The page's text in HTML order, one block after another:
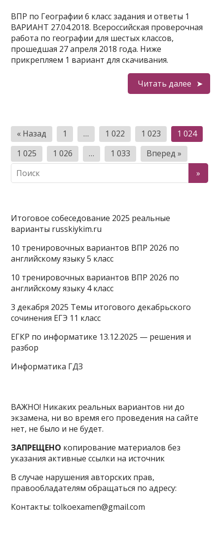
ВПР по Географии 6 класс задания и ответы 1
ВАРИАНТ 27.04.2018. Всероссийская проверочная
работа по географии для шестых классов,
прошедшая 27 апреля 2018 года. Ниже
прикрепляем 1 вариант для скачивания.
Читать далее
Пагинация
записей
« Назад 1 … 1 022 1 023
1 024
1 025
1 026 … 1 033 Вперед »
Итоговое собеседование 2025 реальные
варианты russkiykim.ru
10 тренировочных вариантов ВПР 2026 по
английскому языку 5 класс
10 тренировочных вариантов ВПР 2026 по
английскому языку 4 класс
3 декабря 2025 Темы итогового декабрьского
сочинения ЕГЭ 11 класс
ЕГКР по информатике 13.12.2025 — решения и
разбор
Информатика ГДЗ
ВАЖНО! Никаких реальных вариантов ни до
экзамена, ни во время его проведения на сайте
нет, не было и не будет.
ЗАПРЕЩЕНО копирование материалов без
указания активные ссылки на источник
В случае нарушения авторских прав,
правообладателям обращаться по адресу:
Контакты: tolkoexamen@gmail.com